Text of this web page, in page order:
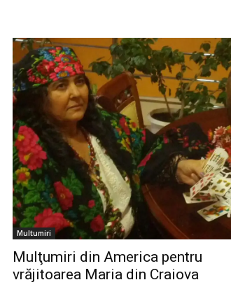
Multumiri
Mulţumiri din America pentru
vrăjitoarea Maria din Craiova